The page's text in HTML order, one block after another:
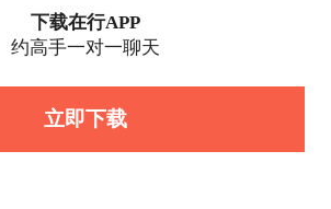
下载在行APP
约高手一对一聊天
立即下载